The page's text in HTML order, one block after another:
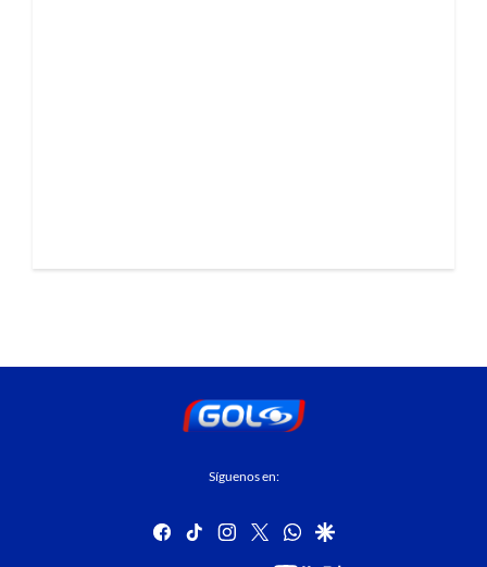
Síguenos en:
facebook
tiktok instagram
twitterwhatsapp
google